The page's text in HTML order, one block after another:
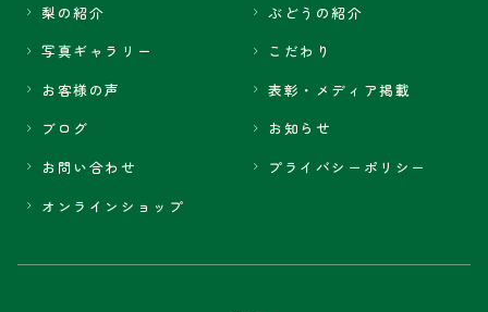
梨の紹介
ぶどうの紹介
写真ギャラリー
こだわり
お客様の声
表彰・メディア掲載
ブログ
お知らせ
お問い合わせ
プライバシーポリシー
オンラインショップ